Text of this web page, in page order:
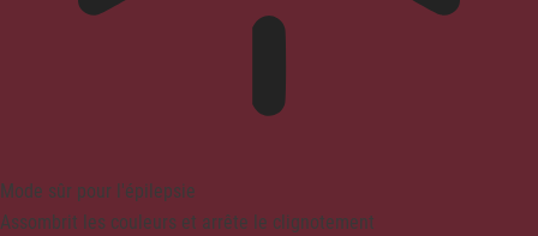
Mode sûr pour l'épilepsie
Assombrit les couleurs et arrête le clignotement